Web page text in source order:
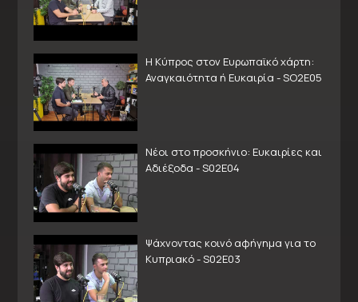
Η Κύπρος στον Ευρωπαϊκό χάρτη:
Αναγκαιότητα ή Ευκαιρία - SO2E05
Νέοι στο προσκήνιο: Ευκαιρίες και
Αδιέξοδα - S02E04
Ψάχνοντας κοινό αφήγημα για το
Κυπριακό - S02E03